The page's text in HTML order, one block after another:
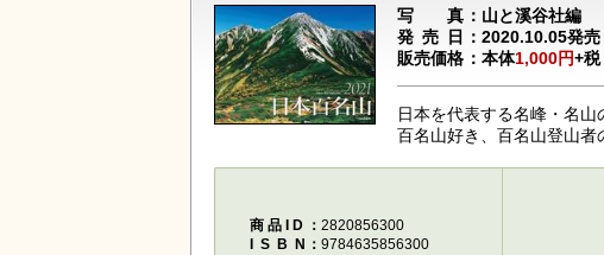
写真山と溪谷社編
発売日 2020.10.05発売
販売価格
本体1,000円+税
日本を代表する名峰・名山
百名山好き、百名山登山者
商品ID
2820856300
ISBN
9784635856300